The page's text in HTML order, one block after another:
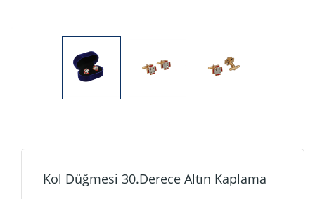
Kol Düğmesi 30.Derece Altın Kaplama